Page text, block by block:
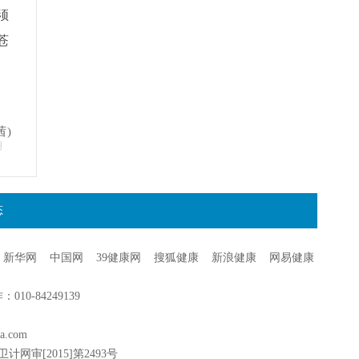
)
新华网 中国网 39健康网 搜狐健康 新浪健康
网易健康
010-84249139
计网审[2015]第2493号